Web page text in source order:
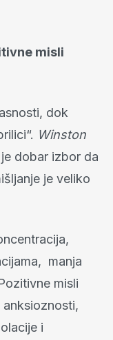
misli
dok
Winston
dobar izbor da
je veliko
manja
misli
anksioznosti,
i